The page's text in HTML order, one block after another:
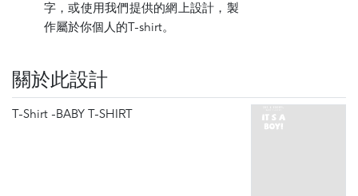
字，或使用我們提供的網上設計，製
作屬於你個人的T-shirt。
關於此設計
T-Shirt -BABY T-SHIRT